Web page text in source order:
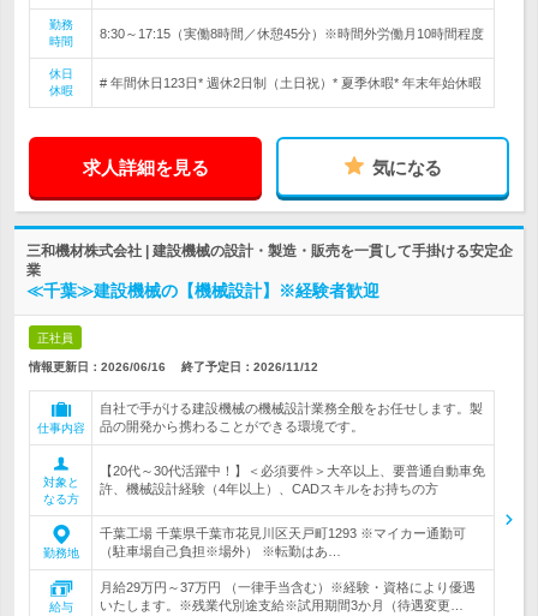
勤務
時間
8:30～17:15（実働8時間／休憩45分）※時間外労働月10時間程度
休日
休暇
# 年間休日123日* 週休2日制（土日祝）* 夏季休暇* 年末年始休暇
求人詳細を見る 気になる
三和機材株式会社 | 建設機械の設計・製造・販売を一貫して手掛ける安定企
業
≪千葉≫建設機械の【機械設計】※経験者歓迎
正社員
情報更新日：2026/06/16 終了予定日： 2026/11/12
仕事内容
自社で手がける建設機械の機械設計業務全般をお任せします。製
品の開発から携わることができる環境です。
対象と
なる方
【20代～30代活躍中！】＜必須要件＞大卒以上、要普通自動車免
許、機械設計経験（4年以上）、CADスキルをお持ちの方
勤務地
千葉工場 千葉県千葉市花見川区天戸町1293 ※マイカー通勤可
（駐車場自己負担※場外） ※転勤はあ…
給与
月給29万円～37万円 （一律手当含む）※経験・資格により優遇
いたします。※残業代別途支給※試用期間3か月（待遇変更…